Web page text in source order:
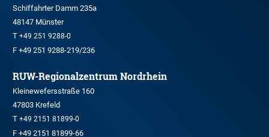
Schiffahrter Damm 235a
48147 Münster
T +49 251 9288-0
F +49 251 9288-219/236
RUW-Regionalzentrum Nordrhein
Kleinewefersstraße 160
47803 Krefeld
T +49 2151 81899-0
F +49 2151 81899-66